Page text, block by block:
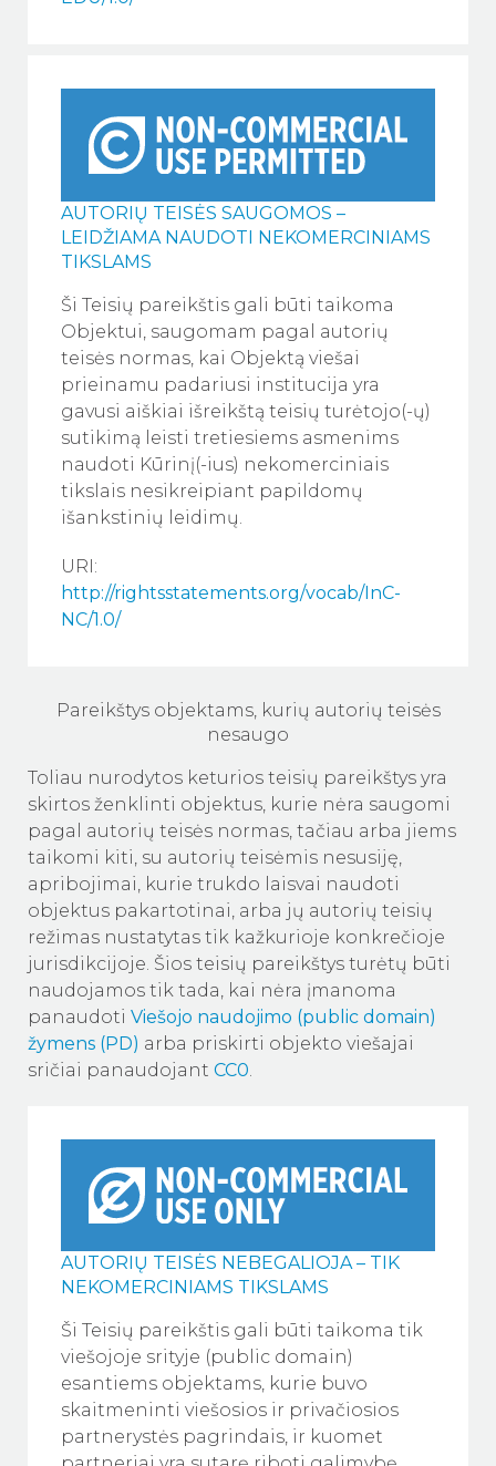
AUTORIŲ TEISĖS SAUGOMOS –
LEIDŽIAMA NAUDOTI NEKOMERCINIAMS
TIKSLAMS
Ši Teisių pareikštis gali būti taikoma
Objektui, saugomam pagal autorių
teisės normas, kai Objektą viešai
prieinamu padariusi institucija yra
gavusi aiškiai išreikštą teisių turėtojo(-ų)
sutikimą leisti tretiesiems asmenims
naudoti Kūrinį(-ius) nekomerciniais
tikslais nesikreipiant papildomų
išankstinių leidimų.
URI:
http://rightsstatements.org/vocab/InC-
NC/1.0/
Pareikštys objektams, kurių autorių teisės
nesaugo
Toliau nurodytos keturios teisių pareikštys yra
skirtos ženklinti objektus, kurie nėra saugomi
pagal autorių teisės normas, tačiau arba jiems
taikomi kiti, su autorių teisėmis nesusiję,
apribojimai, kurie trukdo laisvai naudoti
objektus pakartotinai, arba jų autorių teisių
režimas nustatytas tik kažkurioje konkrečioje
jurisdikcijoje. Šios teisių pareikštys turėtų būti
naudojamos tik tada, kai nėra įmanoma
panaudoti Viešojo naudojimo (public domain)
žymens (PD) arba priskirti objekto viešajai
sričiai panaudojant CC0
AUTORIŲ TEISĖS NEBEGALIOJA – TIK
NEKOMERCINIAMS TIKSLAMS
Ši Teisių pareikštis gali būti taikoma tik
viešojoje srityje (public domain)
esantiems objektams, kurie buvo
skaitmeninti viešosios ir privačiosios
partnerystės pagrindais, ir kuomet